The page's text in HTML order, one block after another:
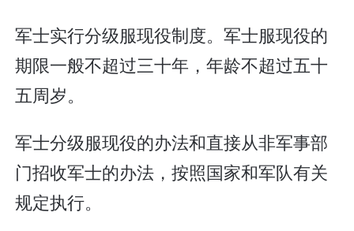
军士实行分级服现役制度。军士服现役的
期限一般不超过三十年，年龄不超过五十
五周岁。
军士分级服现役的办法和直接从非军事部
门招收军士的办法，按照国家和军队有关
规定执行。